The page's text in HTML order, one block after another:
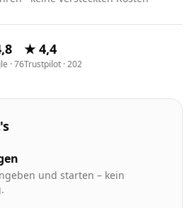
· 76
★ 4,4
Trustpilot · 202
und starten – kein